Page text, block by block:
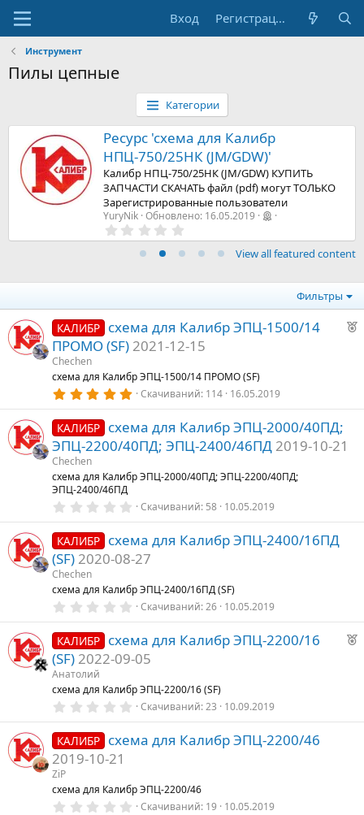
Вход Регистрация
Инструмент
Пилы цепные
Категории
Ресурс 'схема для Калибр
НПЦ-750/25НК (JM/GDW)'
Калибр НПЦ-750/25НК (JM/GDW) КУПИТЬ
ЗАПЧАСТИ СКАЧАТЬ файл (pdf) могут ТОЛЬКО
Зарегистрированные пользователи
YuryNik Обновлено: 16.05.2019
,
0
в
з
д
View all featured content
Фильтры
F
r
КАЛИБР схема для Калибр ЭПЦ-1500/14
ПРОМО (SF) 2021-12-15
Chechen
схема для Калибр ЭПЦ-1500/14 ПРОМО (SF)
5
0
з
в
з
д
Скачиваний 114 16.05.2019
КАЛИБР схема для Калибр ЭПЦ-2000/40ПД;
ЭПЦ-2200/40ПД; ЭПЦ-2400/46ПД 2019-10-21
Chechen
схема для Калибр ЭПЦ-2000/40ПД; ЭПЦ-2200/40ПД;
ЭПЦ-2400/46ПД
0
0
з
в
з
д
Скачиваний 58 10.05.2019
КАЛИБР схема для Калибр ЭПЦ-2400/16ПД
(SF) 2020-08-27
Chechen
схема для Калибр ЭПЦ-2400/16ПД (SF)
0
0
з
в
з
д
Скачиваний 26 10.05.2019
F
r
КАЛИБР схема для Калибр ЭПЦ-2200/16
(SF) 2022-09-05
Анатолий
схема для Калибр ЭПЦ-2200/16 (SF)
0
0
з
д
Скачиваний 23 10.09.2019
КАЛИБР схема для Калибр ЭПЦ-2200/46
2019-10-21
ZiP
схема для Калибр ЭПЦ-2200/46
0Скачиваний 19 10.05.2019